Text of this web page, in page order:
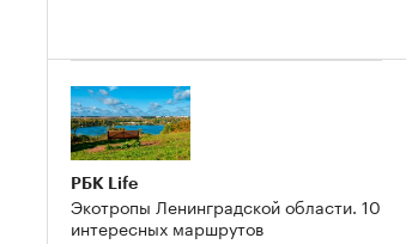
РБК Life
Экотропы Ленинградской области. 10
интересных маршрутов